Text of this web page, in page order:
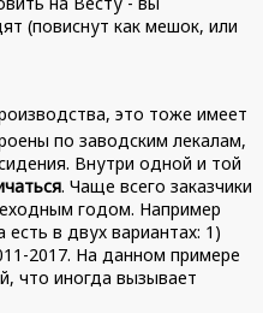
(повиснут как мешок, или
это тоже имеет
по заводским лекалам,
Внутри одной и той
. Чаще всего заказчики
годом. Например
в двух вариантах: 1)
2017. На данном примере
что иногда вызывает